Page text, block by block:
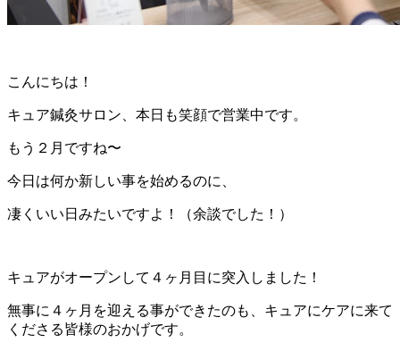
こんにちは！
キュア鍼灸サロン、本日も笑顔で営業中です。
もう２月ですね〜
今日は何か新しい事を始めるのに、
凄くいい日みたいですよ！（余談でした！）
キュアがオープンして４ヶ月目に突入しました！
無事に４ヶ月を迎える事ができたのも、キュアにケアに来て
くださる皆様のおかげです。